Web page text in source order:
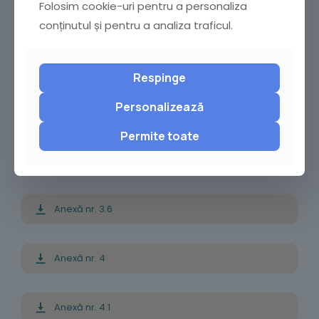
Anexă nr. 3.1
Anexă nr. 3.2
Anexă nr. 3.3 şi 3.4
Anexă nr. 3.6
Anexă nr. 4
Anexă nr. 4.1
Folosim cookie-uri pentru a personaliza
conținutul și pentru a analiza traficul.
Respinge
Personalizează
Permite toate